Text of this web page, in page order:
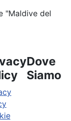
"Maldive del
Dove
Siamo